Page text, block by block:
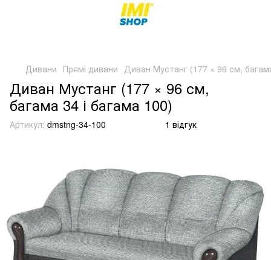
Дивани Прямі дивани Диван Мустанг (177 × 96 см,
Диван Мустанг (177 × 96 см,
багама 34 і багама 100)
Артикул: dmstng-34-100 1 відгук